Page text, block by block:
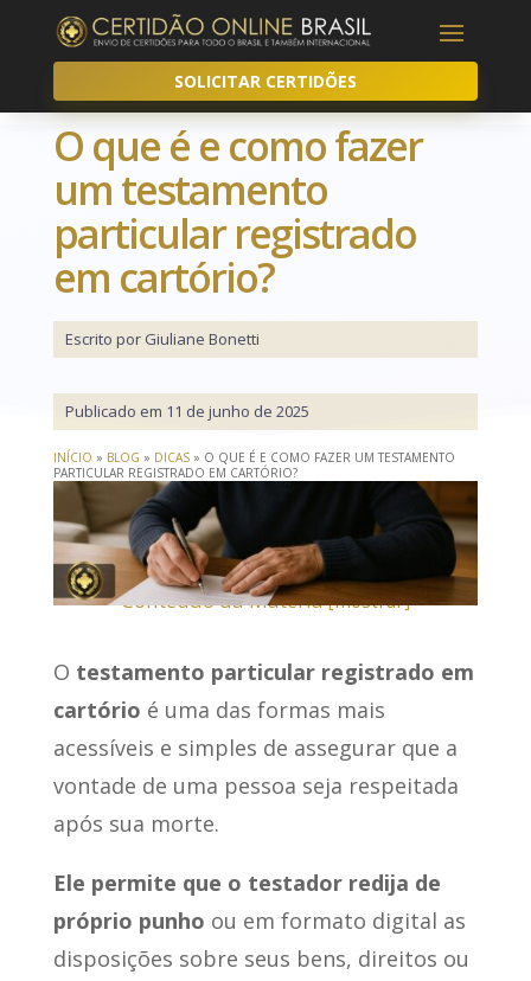
SOLICITAR CERTIDÕES
O que é e como fazer
um testamento
particular registrado
em cartório?
Escrito por Giuliane Bonetti
Publicado em 11 de junho de 2025
INÍCIO » BLOG » DICAS» O QUE É E COMO FAZER UM TESTAMENTO
PARTICULAR REGISTRADO EM CARTÓRIO?
Conteúdo da Matéria[mostrar]
O testamento particular registrado em
cartório é uma das formas mais
acessíveis e simples de assegurar que a
vontade de uma pessoa seja respeitada
após sua morte.
Ele permite que o testador redija de
próprio punho ou em formato digital as
disposições sobre seus bens, direitos ou